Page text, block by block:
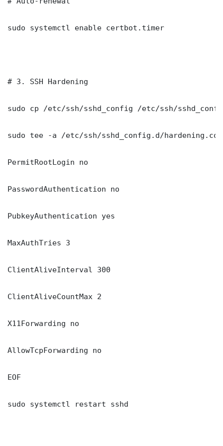
sudo systemctl enable certbot.timer
# 3. SSH Hardening
sudo cp /etc/ssh/sshd_config /etc/ssh/
sudo tee -a /etc/ssh/sshd_config.d/
PermitRootLogin no
PasswordAuthentication no
PubkeyAuthentication yes
MaxAuthTries 3
ClientAliveInterval 300
ClientAliveCountMax 2
X11Forwarding no
AllowTcpForwarding no
EOF
sudo systemctl restart sshd